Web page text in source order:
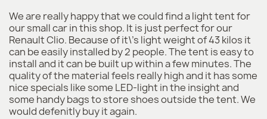
We are really happy that we could find a light tent for
our small car in this shop. It is just perfect for our
Renault Clio. Because of it\'s light weight of 43 kilos it
can be easily installed by 2 people. The tent is easy to
install and it can be built up within a few minutes. The
quality of the material feels really high and it has some
nice specials like some LED-light in the insight and
some handy bags to store shoes outside the tent. We
would defenitly buy it again.